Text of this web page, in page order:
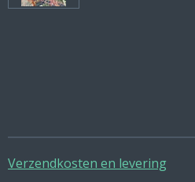
Verzendkosten en levering